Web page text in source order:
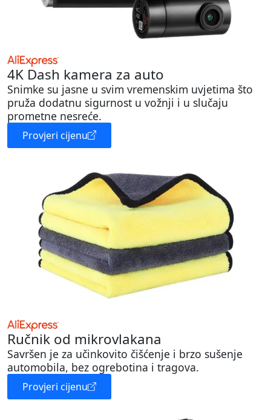
4K Dash kamera za auto
Snimke su jasne u svim vremenskim uvjetima što
pruža dodatnu sigurnost u vožnji i u slučaju
prometne nesreće.
Provjeri cijenu
Ručnik od mikrovlakana
Savršen je za učinkovito čišćenje i brzo sušenje
automobila, bez ogrebotina i tragova.
Provjeri cijenu